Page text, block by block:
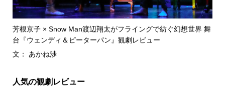
芳根京子 × Snow Man渡辺翔太がフライングで紡ぐ幻想世界 舞
台『ウェンディ＆ピーターパン』観劇レビュー
文： あかね渉
人気の観劇レビュー